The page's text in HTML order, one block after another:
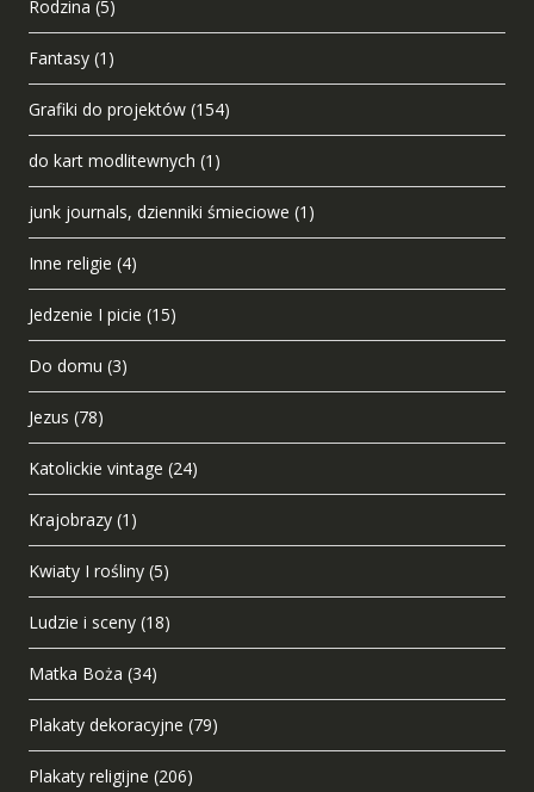
Rodzina (5)
Fantasy (1)
Grafiki do projektów (154)
do kart modlitewnych (1)
junk journals, dzienniki śmieciowe (1)
Inne religie (4)
Jedzenie I picie (15)
Do domu (3)
Jezus (78)
Katolickie vintage (24)
Krajobrazy (1)
Kwiaty I rośliny (5)
Ludzie i sceny (18)
Matka Boża (34)
Plakaty dekoracyjne (79)
Plakaty religijne (206)